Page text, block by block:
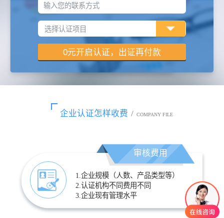
输入您的联系方式
企业认证怎样收费 / COMPANY FILE
审核费用
1.企业规模（人数、产品类型等）
2.认证机构不同费用不同
3.企业现有管理水平